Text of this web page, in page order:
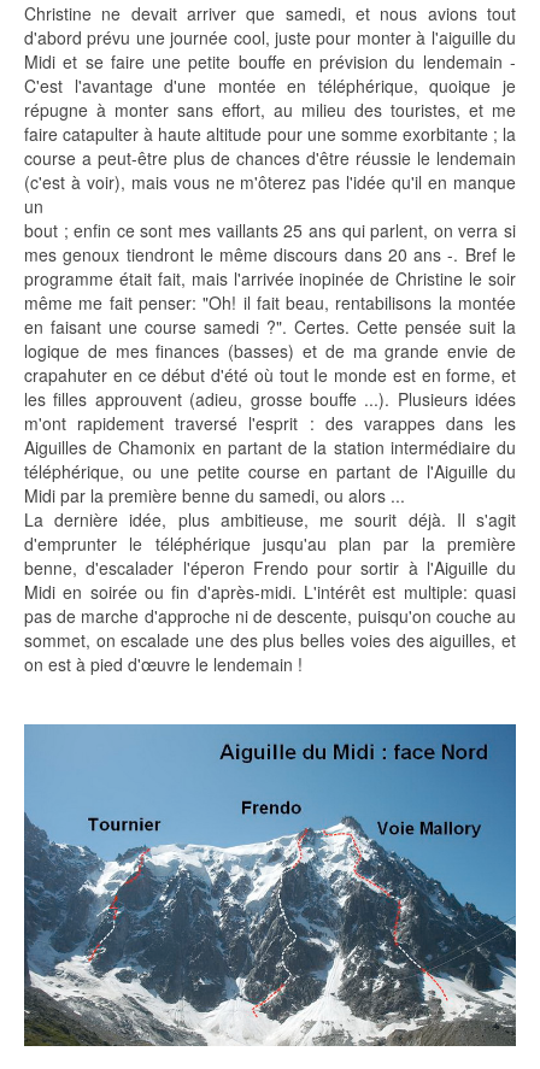
Christine ne devait arriver que samedi, et nous avions tout
d'abord prévu une journée cool, juste pour monter à l'aiguille du
Midi et se faire une petite bouffe en prévision du lendemain -
C'est l'avantage d'une montée en téléphérique, quoique je
répugne à monter sans effort, au milieu des touristes, et me
faire catapulter à haute altitude pour une somme exorbitante ; la
course a peut-être plus de chances d'être réussie le lendemain
(c'est à voir), mais vous ne m'ôterez pas l'idée qu'il en manque
un
bout ; enfin ce sont mes vaillants 25 ans qui parlent, on verra si
mes genoux tiendront le même discours dans 20 ans -. Bref le
programme était fait, mais l'arrivée inopinée de Christine le soir
même me fait penser: "Oh! il fait beau, rentabilisons la montée
en faisant une course samedi ?". Certes. Cette pensée suit la
logique de mes finances (basses) et de ma grande envie de
crapahuter en ce début d'été où tout Ie monde est en forme, et
les filles approuvent (adieu, grosse bouffe ...). Plusieurs idées
m'ont rapidement traversé l'esprit : des varappes dans les
Aiguilles de Chamonix en partant de la station intermédiaire du
téléphérique, ou une petite course en partant de l'Aiguille du
Midi par la première benne du samedi, ou alors ...
La dernière idée, plus ambitieuse, me sourit déjà. Il s'agit
d'emprunter le téléphérique jusqu'au plan par la première
benne, d'escalader l'éperon Frendo pour sortir à l'Aiguille du
Midi en soirée ou fin d'après-midi. L'intérêt est multiple: quasi
pas de marche d'approche ni de descente, puisqu'on couche au
sommet, on escalade une des plus belles voies des aiguilles, et
on est à pied d'œuvre le lendemain !